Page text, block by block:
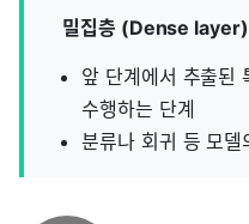
밀집층 (Dense layer)
앞 단계에서 추출된
수행하는 단계
분류나 회귀 등 모델